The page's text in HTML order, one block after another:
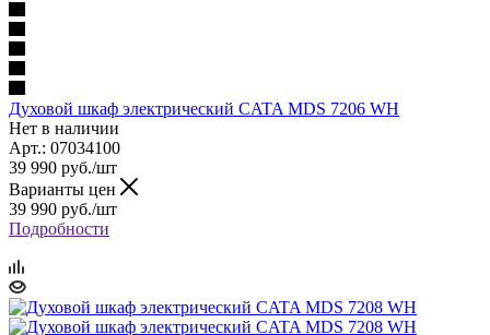
Духовой шкаф электрический CATA MDS 7206 WH
Нет в наличии
Арт.: 07034100
39 990 руб./шт
Варианты цен
39 990 руб./шт
Подробности